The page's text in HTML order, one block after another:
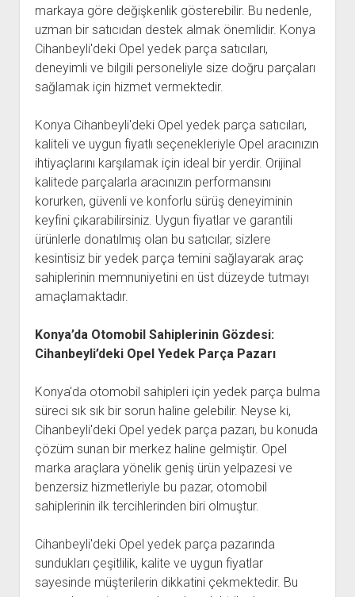
markaya göre değişkenlik gösterebilir. Bu nedenle,
uzman bir satıcıdan destek almak önemlidir. Konya
Cihanbeyli'deki Opel yedek parça satıcıları,
deneyimli ve bilgili personeliyle size doğru parçaları
sağlamak için hizmet vermektedir.
Konya Cihanbeyli'deki Opel yedek parça satıcıları,
kaliteli ve uygun fiyatlı seçenekleriyle Opel aracınızın
ihtiyaçlarını karşılamak için ideal bir yerdir. Orijinal
kalitede parçalarla aracınızın performansını
korurken, güvenli ve konforlu sürüş deneyiminin
keyfini çıkarabilirsiniz. Uygun fiyatlar ve garantili
ürünlerle donatılmış olan bu satıcılar, sizlere
kesintisiz bir yedek parça temini sağlayarak araç
sahiplerinin memnuniyetini en üst düzeyde tutmayı
amaçlamaktadır.
Konya’da Otomobil Sahiplerinin Gözdesi:
Cihanbeyli’deki Opel Yedek Parça Pazarı
Konya'da otomobil sahipleri için yedek parça bulma
süreci sık sık bir sorun haline gelebilir. Neyse ki,
Cihanbeyli'deki Opel yedek parça pazarı, bu konuda
çözüm sunan bir merkez haline gelmiştir. Opel
marka araçlara yönelik geniş ürün yelpazesi ve
benzersiz hizmetleriyle bu pazar, otomobil
sahiplerinin ilk tercihlerinden biri olmuştur.
Cihanbeyli'deki Opel yedek parça pazarında
sundukları çeşitlilik, kalite ve uygun fiyatlar
sayesinde müşterilerin dikkatini çekmektedir. Bu